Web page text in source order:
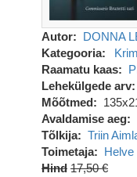
Autor
DONNA
Kategooria
Raamatu kaas
Lehekülgede arv
Mõõtmed
Avaldamise aeg
Tõlkija
Triin
Toimetaja
Helve
Hind 17,50 €